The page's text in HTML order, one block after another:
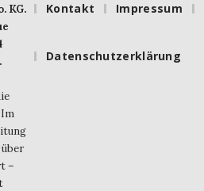
KG.
über
–
Kontakt Impressum
Datenschutzerklärung